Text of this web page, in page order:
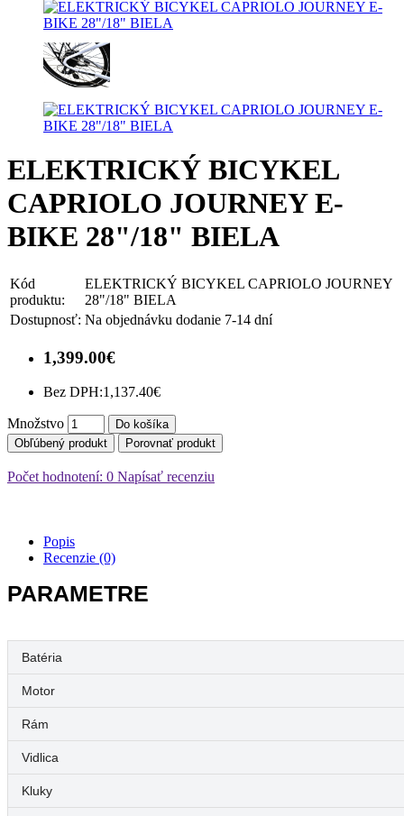
ELEKTRICKÝ BICYKEL
CAPRIOLO JOURNEY E-
BIKE 28"/18" BIELA
Kód
produktu:
ELEKTRICKÝ BICYKEL CAPRIOLO JOURNEY
28"/18" BIELA
Dostupnosť: Na objednávku dodanie 7-14 dní
1,399.00€
Bez DPH:1,137.40€
Množstvo
Do košíka
Obľúbený produkt
Porovnať produkt
Počet hodnotení: 0 Napísať recenziu
Popis
Recenzie (0)
PARAMETRE
Batéria
Motor
Rám
Vidlica
Kluky